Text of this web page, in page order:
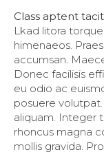
Class aptent
Lkad litora
himenaeos.
accumsan.
Donec facilisis
eu odio ac
posuere
aliquam. Integer
rhoncus magna
mollis gravida.